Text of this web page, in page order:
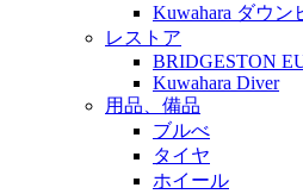
Kuwahara ダウン
レストア
BRIDGESTON
Kuwahara Diver
用品、備品
ブルべ
タイヤ
ホイール